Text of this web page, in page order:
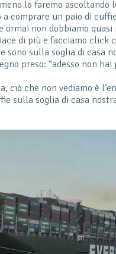
lo faremo ascoltando
a comprare un paio di
non dobbiamo
di più e facciamo click
sono sulla soglia di casa
preso: “adesso non hai
ciò che non vediamo è
sulla soglia di casa